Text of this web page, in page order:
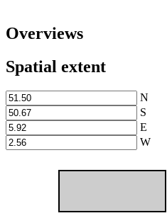
Overviews
Spatial extent
N
S
E
W